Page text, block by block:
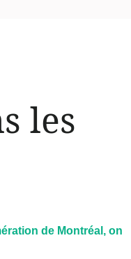
les
de Montréal, on